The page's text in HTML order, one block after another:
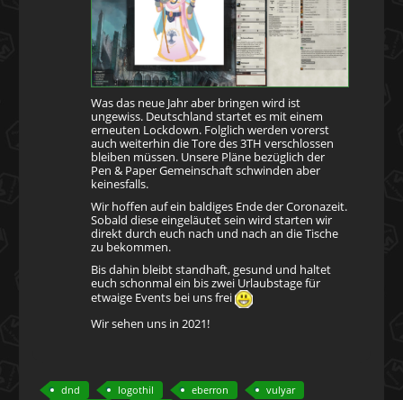
Was das neue Jahr aber bringen wird ist
ungewiss. Deutschland startet es mit einem
erneuten Lockdown. Folglich werden vorerst
auch weiterhin die Tore des 3TH verschlossen
bleiben müssen. Unsere Pläne bezüglich der
Pen & Paper Gemeinschaft schwinden aber
keinesfalls.
Wir hoffen auf ein baldiges Ende der Coronazeit.
Sobald diese eingeläutet sein wird starten wir
direkt durch euch nach und nach an die Tische
zu bekommen.
Bis dahin bleibt standhaft, gesund und haltet
euch schonmal ein bis zwei Urlaubstage für
etwaige Events bei uns frei
Wir sehen uns in 2021!
dnd logothil eberron
vulyar